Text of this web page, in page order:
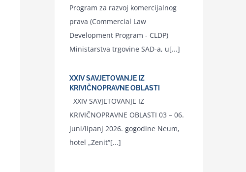
Program za razvoj komercijalnog
prava (Commercial Law
Development Program - CLDP)
Ministarstva trgovine SAD-a, u[...]
XXIV SAVJETOVANJE IZ
KRIVIČNOPRAVNE OBLASTI
XXIV SAVJETOVANJE IZ
KRIVIČNOPRAVNE OBLASTI 03 – 06.
juni/lipanj 2026. gogodine Neum,
hotel „Zenit“[...]